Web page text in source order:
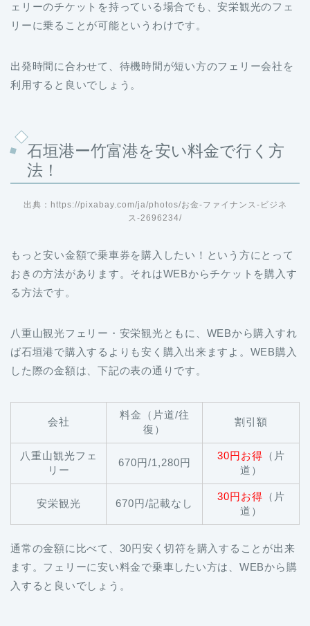
ェリーのチケットを持っている場合でも、安栄観光のフェ
リーに乗ることが可能というわけです。
出発時間に合わせて、待機時間が短い方のフェリー会社を
利用すると良いでしょう。
石垣港ー竹富港を安い料金で行く方
法！
出典：https://pixabay.com/ja/photos/お金-ファイナンス-ビジネ
ス-2696234/
もっと安い金額で乗車券を購入したい！という方にとって
おきの方法があります。それはWEBからチケットを購入す
る方法です。
八重山観光フェリー・安栄観光ともに、WEBから購入すれ
ば石垣港で購入するよりも安く購入出来ますよ。WEB購入
した際の金額は、下記の表の通りです。
会社
料金（片道/往
復）
割引額
八重山観光フェ
リー
670円/1,280円
30円お得 （片
道）
安栄観光 670円/記載なし
30円お得 （片
道）
通常の金額に比べて、30円安く切符を購入することが出来
ます。フェリーに安い料金で乗車したい方は、WEBから購
入すると良いでしょう。